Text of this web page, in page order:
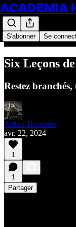
ACADEMIA
S'abonner Se
Six Leçons
Restez
Arthur Homines
avr. 22, 2024
1
1
Partager